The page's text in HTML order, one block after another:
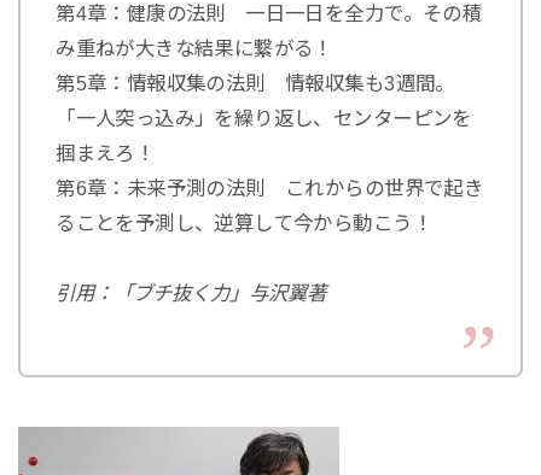
第4章：健康の法則 一日一日を全力で。その積
み重ねが大きな結果に繋がる！
第5章：情報収集の法則 情報収集も3週間。
「一人突っ込み」を繰り返し、センターピンを
掴まえろ！
第6章：未来予測の法則 これからの世界で起き
ることを予測し、逆算して今から動こう！
引用：「ブチ抜く力」与沢翼著